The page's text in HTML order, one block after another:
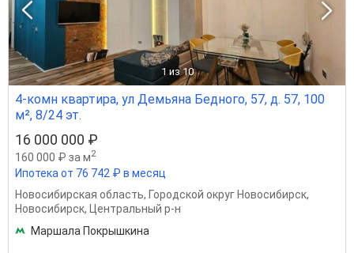
1 из 10
4-комн квартира, ул Демьяна Бедного, 57, д. 57, 100
м², 8/24 эт.
16 000 000 ₽
160 000 ₽ за м2
Ипотека от 76 742 ₽ в месяц
Новосибирская область, Городской округ Новосибирск,
Новосибирск,
Центральный р-н
Маршала Покрышкина